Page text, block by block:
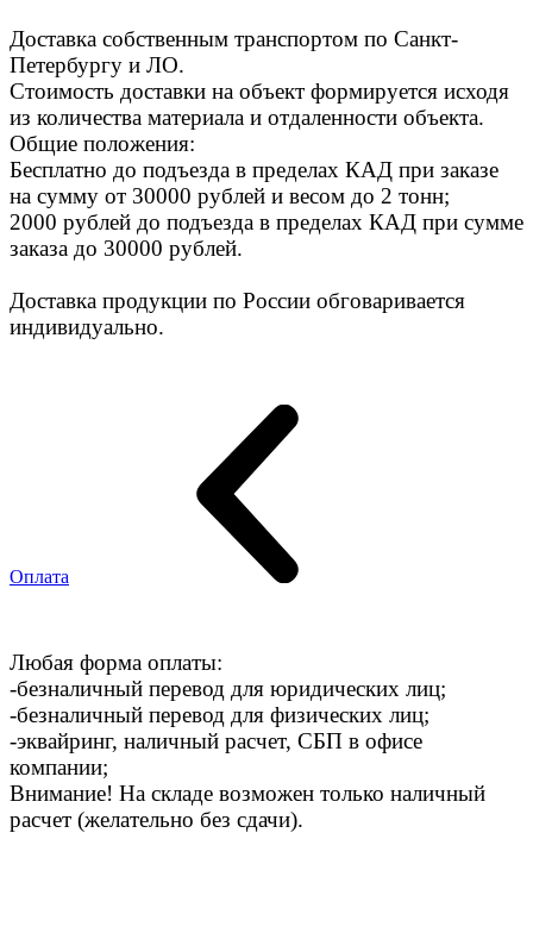
Доставка собственным транспортом по Санкт-
Петербургу и ЛО.
Стоимость доставки на объект формируется исходя
из количества материала и отдаленности объекта.
Общие положения:
Бесплатно до подъезда в пределах КАД при заказе
на сумму от 30000 рублей и весом до 2 тонн;
2000 рублей до подъезда в пределах КАД при сумме
заказа до 30000 рублей.
Доставка продукции по России обговаривается
индивидуально.
Оплата
Любая форма оплаты:
-безналичный перевод для юридических лиц;
-безналичный перевод для физических лиц;
-эквайринг, наличный расчет, СБП в офисе
компании;
Внимание! На складе возможен только наличный
расчет (желательно без сдачи).